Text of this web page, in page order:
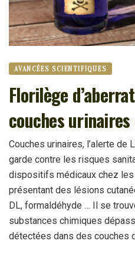
AVANCÉES SCIENTIFIQUES
Florilège
couches
Couches urinaires, l’alerte de
garde contre les risques
dispositifs médicaux chez
présentant des lésions
DL, formaldéhyde … Il se
substances chimiques
détectées dans des couches